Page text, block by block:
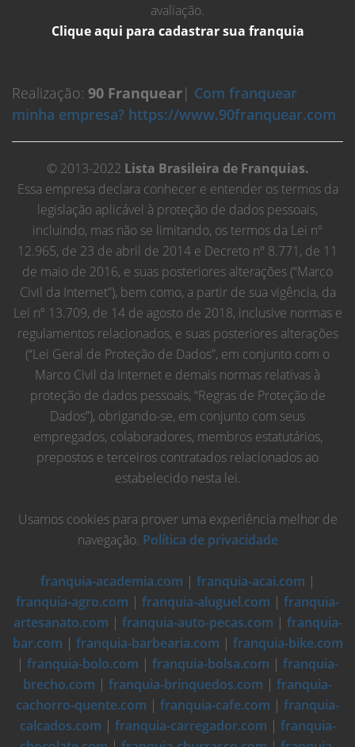
avaliação.
Clique aqui para cadastrar sua franquia
Realização: 90 Franquear| Com franquear
minha empresa? https://www.90franquear.com
© 2013-2022 Lista Brasileira de Franquias.
Essa empresa declara conhecer e entender os termos da
legislação aplicável à proteção de dados pessoais,
incluindo, mas não se limitando, os termos da Lei nº
12.965, de 23 de abril de 2014 e Decreto nº 8.771, de 11
de maio de 2016, e suas posteriores alterações (“Marco
Civil da Internet”), bem como, a partir de sua vigência, da
Lei nº 13.709, de 14 de agosto de 2018, inclusive normas e
regulamentos relacionados, e suas posteriores alterações
(“Lei Geral de Proteção de Dados”, em conjunto com o
Marco Civil da Internet e demais normas relativas à
proteção de dados pessoais, “Regras de Proteção de
Dados”), obrigando-se, em conjunto com seus
empregados, colaboradores, membros estatutários,
prepostos e terceiros contratados relacionados ao
estabelecido nesta lei.
Usamos cookies para prover uma experiência melhor de
navegação. Política de privacidade
franquia-academia.com | franquia-acai.com |
franquia-agro.com | franquia-aluguel.com | franquia-
artesanato.com | franquia-auto-pecas.com | franquia-
bar.com | franquia-barbearia.com | franquia-bike.com
| franquia-bolo.com | franquia-bolsa.com | franquia-
brecho.com | franquia-brinquedos.com | franquia-
cachorro-quente.com | franquia-cafe.com | franquia-
calcados.com | franquia-carregador.com | franquia-